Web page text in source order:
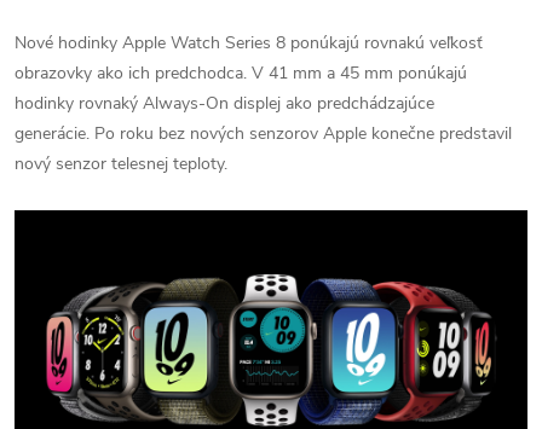
Nové hodinky Apple Watch Series 8 ponúkajú rovnakú veľkosť
obrazovky ako ich predchodca. V 41 mm a 45 mm ponúkajú
hodinky rovnaký Always-On displej ako predchádzajúce
generácie. Po roku bez nových senzorov Apple konečne predstavil
nový senzor telesnej teploty.